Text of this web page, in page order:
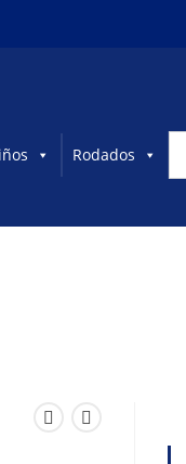
Rodados